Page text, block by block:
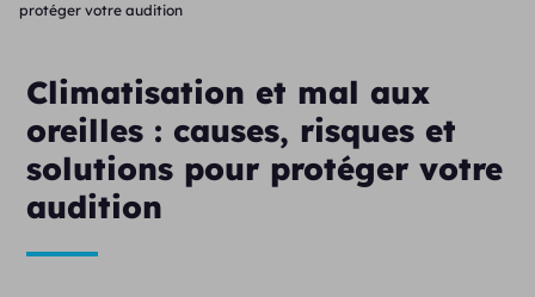
protéger votre audition
Climatisation et mal aux
oreilles : causes, risques et
solutions pour protéger votre
audition